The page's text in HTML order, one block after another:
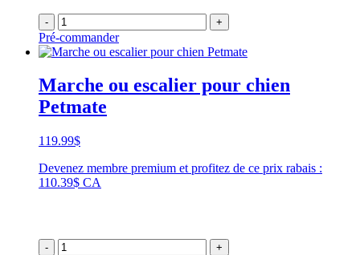
- +
Pré-commander
Marche ou escalier pour chien
Petmate
119.99$
Devenez membre premium et profitez de ce prix rabais :
110.39$ CA
- +